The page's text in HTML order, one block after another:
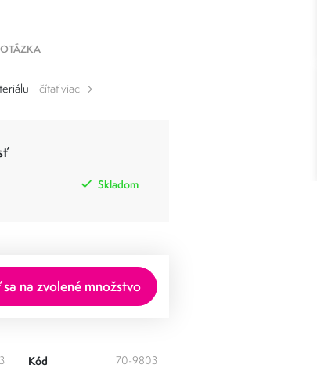
OTÁZKA
čítať viac
Skladom
na zvolené množstvo
Kód 70-9803